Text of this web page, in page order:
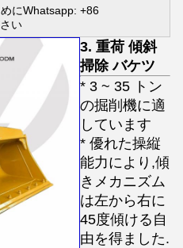
にWhatsapp: +86
い
3. 重荷 傾斜
掃除 バケツ
* 3 ~ 35 トン
の掘削機に適
しています
* 優れた操縦
能力により,傾
きメカニズム
は左から右に
45度傾ける自
由を得ました.